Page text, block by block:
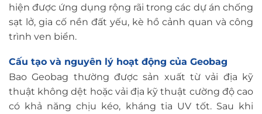
hiện được ứng dụng rộng rãi trong các dự án chống
sạt lở, gia cố nền đất yếu, kè hồ cảnh quan và công
trình ven biển.
Cấu tạo và nguyên lý hoạt động của Geobag
Bao Geobag thường được sản xuất từ vải địa kỹ
thuật không dệt hoặc vải địa kỹ thuật cường độ cao
có khả năng chịu kéo, kháng tia UV tốt. Sau khi